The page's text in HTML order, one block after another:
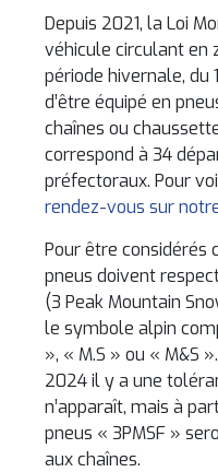
Depuis 2021, la Loi
véhicule circulant en
période hivernale, du
d’être équipé en
chaînes ou
correspond à 34
préfectoraux. Pour
rendez-vous sur
Pour être considérés
pneus doivent
(3 Peak Mountain
le symbole alpin
», « M.S » ou « M&S
2024 il y a une
n’apparaît, mais à
pneus « 3PMSF »
aux chaînes.